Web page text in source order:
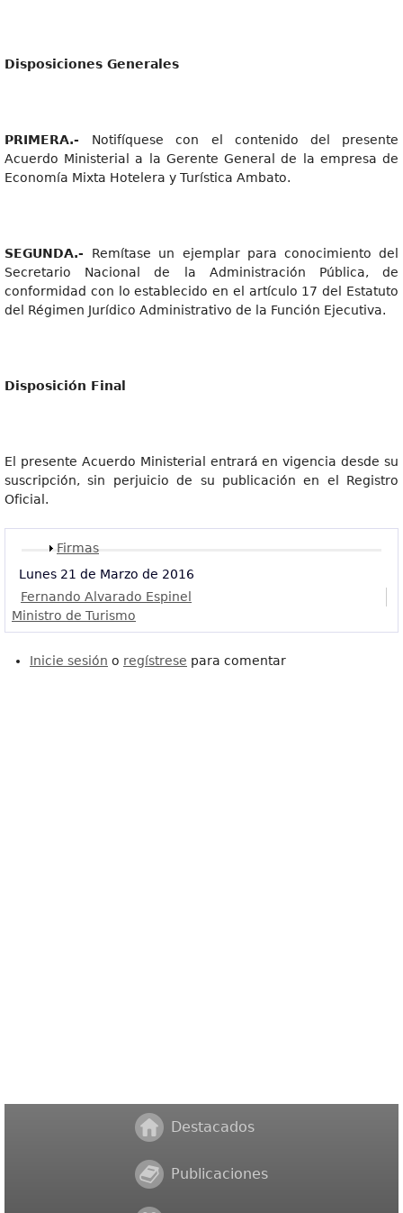
Disposiciones Generales
PRIMERA.- Notifíquese con el contenido del presente
Acuerdo Ministerial a la Gerente General de la empresa de
Economía Mixta Hotelera y Turística Ambato.
SEGUNDA.- Remítase un ejemplar para conocimiento del
Secretario Nacional de la Administración Pública, de
conformidad con lo establecido en el artículo 17 del Estatuto
del Régimen Jurídico Administrativo de la Función Ejecutiva.
Disposición Final
El presente Acuerdo Ministerial entrará en vigencia desde su
suscripción, sin perjuicio de su publicación en el Registro
Oficial.
Mostrar
Firmas
Lunes 21 de Marzo de 2016
Fernando Alvarado Espinel
Ministro de Turismo
Inicie sesión o regístrese para comentar
Destacados
Publicaciones